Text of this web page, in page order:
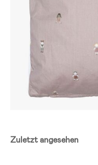
Zuletzt angesehen